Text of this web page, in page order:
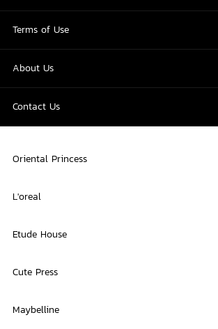
Terms of Use
About Us
Contact Us
Oriental Princess
L'oreal
Etude House
Cute Press
Maybelline